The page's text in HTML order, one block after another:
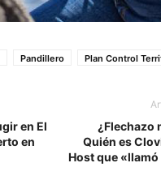
Pandillero Plan Control
en El
en
¿Flechazo
Quién es
Host que